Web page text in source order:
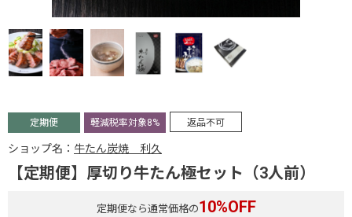
定期便 軽減税率対象8% 返品不可
ショップ名： 牛たん炭焼 利久
【定期便】厚切り牛たん極セット（3人前）
定期便なら通常価格の10%OFF